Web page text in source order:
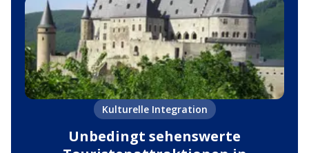
Kulturelle Integration
Unbedingt sehenswerte